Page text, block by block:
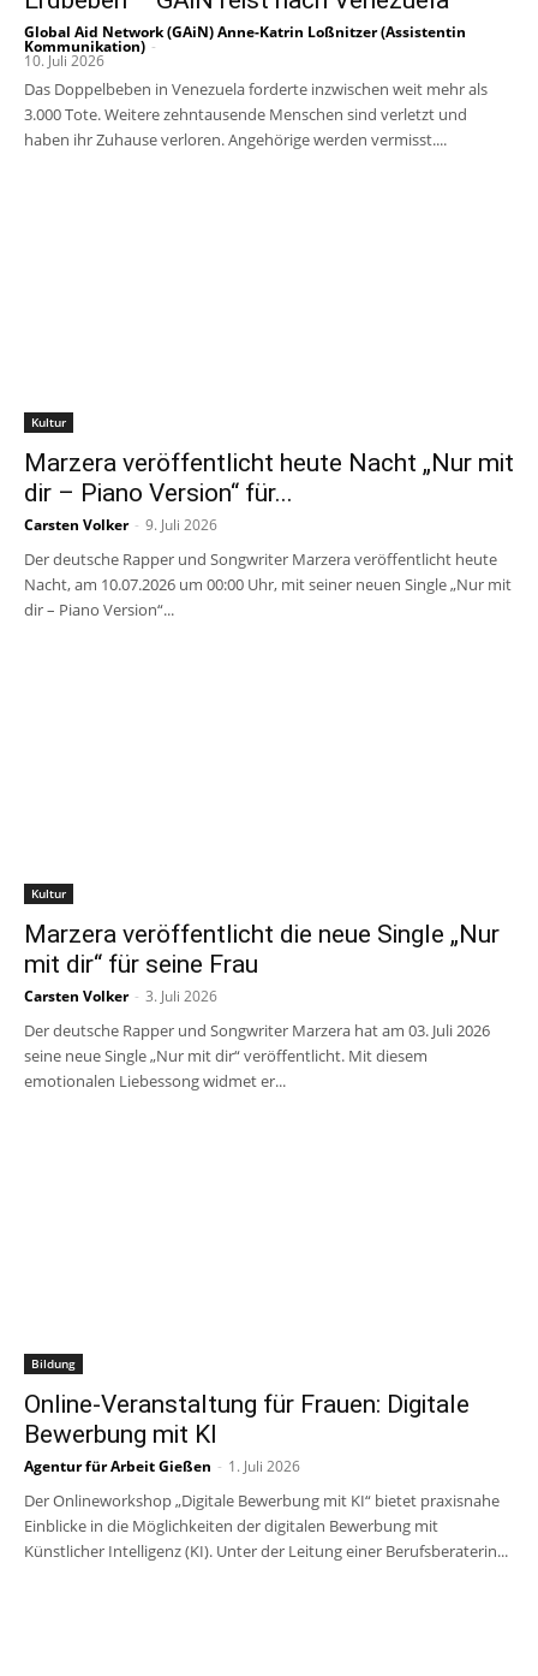
Global Aid Network (GAiN) Anne-Katrin Loßnitzer (Assistentin
Kommunikation) -
10. Juli 2026
Das Doppelbeben in Venezuela forderte inzwischen weit mehr als
3.000 Tote. Weitere zehntausende Menschen sind verletzt und
haben ihr Zuhause verloren. Angehörige werden vermisst....
Kultur
Marzera veröffentlicht heute Nacht „Nur mit
dir – Piano Version“ für...
Carsten Volker - 9. Juli 2026
Der deutsche Rapper und Songwriter Marzera veröffentlicht heute
Nacht, am 10.07.2026 um 00:00 Uhr, mit seiner neuen Single „Nur mit
dir – Piano Version“...
Kultur
Marzera veröffentlicht die neue Single „Nur
mit dir“ für seine Frau
Carsten Volker - 3. Juli 2026
Der deutsche Rapper und Songwriter Marzera hat am 03. Juli 2026
seine neue Single „Nur mit dir“ veröffentlicht. Mit diesem
emotionalen Liebessong widmet er...
Bildung
Online-Veranstaltung für Frauen: Digitale
Bewerbung mit KI
Agentur für Arbeit Gießen - 1. Juli 2026
Der Onlineworkshop „Digitale Bewerbung mit KI“ bietet praxisnahe
Einblicke in die Möglichkeiten der digitalen Bewerbung mit
Künstlicher Intelligenz (KI). Unter der Leitung einer Berufsberaterin...